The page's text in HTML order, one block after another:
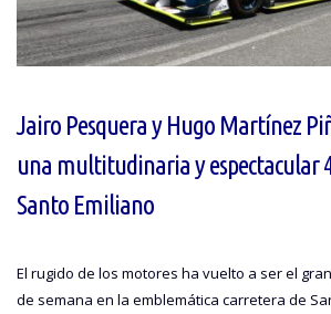
Jairo Pesquera y Hugo Martínez
una multitudinaria y espectacular
Santo Emiliano
El rugido de los motores ha vuelto a ser el
de semana en la emblemática carretera de